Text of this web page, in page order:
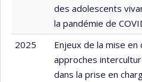
des adolescents
la pandémie de
2025
Enjeux de la mise
approches
dans la prise en